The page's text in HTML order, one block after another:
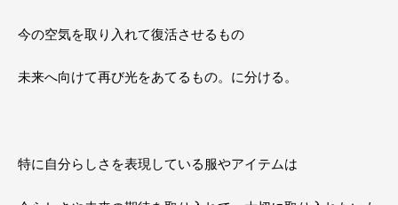
今の空気を取り入れて復活させるもの
未来へ向けて再び光をあてるもの。に分ける。
特に自分らしさを表現している服やアイテムは